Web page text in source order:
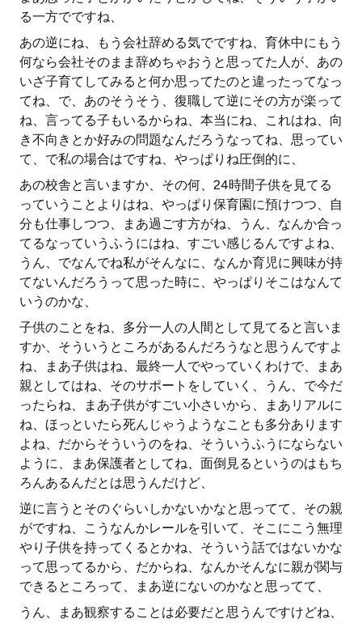
る一方でですね、
あの逆にね、もう会社辞める気でですね、育休中にもう
何なら会社そのまま辞めちゃおうと思ってた人が、あの
いざ子育てしてみると何か思ってたのと違ったってなっ
てね、で、あのそうそう、復職して逆にその方が楽って
ね、言ってる子もいるからね、本当にね、これはね、向
き不向きとか好みの問題なんだろうなってね、思ってい
て、で私の場合はですね、やっぱりね圧倒的に、
あの校舎と言いますか、その何、24時間子供を見てる
っていうことよりはね、やっぱり保育園に預けつつ、自
分も仕事しつつ、まあ過ごす方がね、うん、なんか合っ
てるなっていうふうにはね、すごい感じるんですよね、
うん、でなんでね私がそんなに、なんか育児に興味が持
てないんだろうって思った時に、やっぱりそこはなんて
いうのかな、
子供のことをね、多分一人の人間として見てると言いま
すか、そういうところがあるんだろうなと思うんですよ
ね、まあ子供はね、最終一人でやっていくわけで、まあ
親としてはね、そのサポートをしていく、うん、で今だ
ったらね、まあ子供がすごい小さいから、まあリアルに
ね、ほっといたら死んじゃうようなことも多分あります
よね、だからそういうのをね、そういうふうにならない
ように、まあ保護者としてね、面倒見るというのはもち
ろんあるんだとは思うんだけど、
逆に言うとそのぐらいしかないかなと思ってて、その親
がですね、こうなんかレールを引いて、そこにこう無理
やり子供を持ってくるとかね、そういう話ではないかな
って思ってるから、だからね、なんかそんなに親が関与
できるところって、まあ逆にないのかなと思ってて、
うん、まあ観察することは必要だと思うんですけどね、